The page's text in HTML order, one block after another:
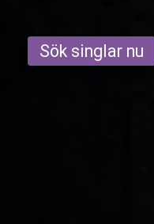
Sök singlar nu